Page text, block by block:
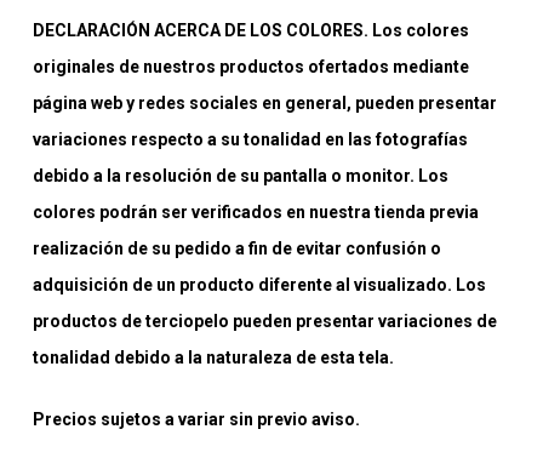
DECLARACIÓN ACERCA DE LOS COLORES. Los colores
originales de nuestros productos ofertados mediante
página web y redes sociales en general, pueden presentar
variaciones respecto a su tonalidad en las fotografías
debido a la resolución de su pantalla o monitor. Los
colores podrán ser verificados en nuestra tienda previa
realización de su pedido a fin de evitar confusión o
adquisición de un producto diferente al visualizado. Los
productos de terciopelo pueden presentar variaciones de
tonalidad debido a la naturaleza de esta tela.
Precios sujetos a variar sin previo aviso.